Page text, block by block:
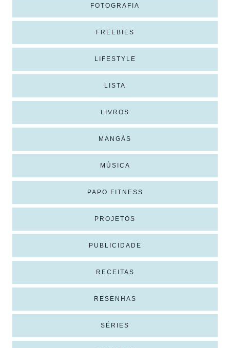
FOTOGRAFIA
FREEBIES
LIFESTYLE
LISTA
LIVROS
MANGÁS
MÚSICA
PAPO FITNESS
PROJETOS
PUBLICIDADE
RECEITAS
RESENHAS
SÉRIES